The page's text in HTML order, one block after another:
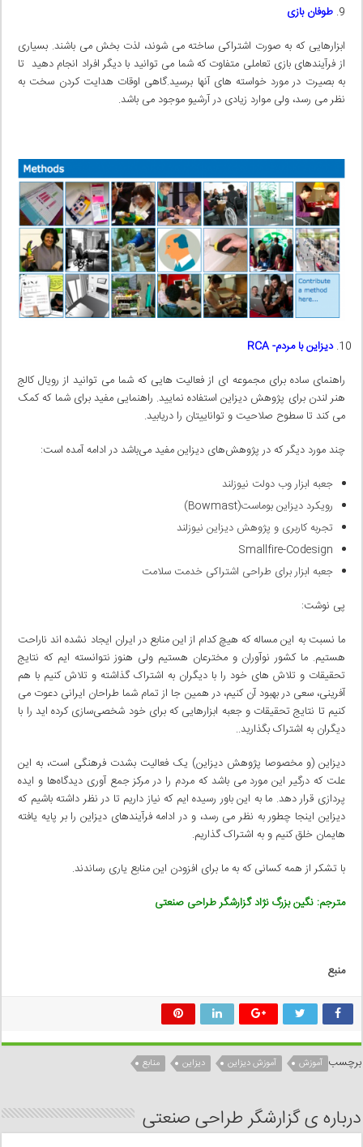
طوفان بازی
ابزارهایی که به صورت اشتراکی ساخته می شوند، لذت بخش می باشند. بسیاری
از فرآیندهای بازی تعاملی متفاوت که شما می توانید با دیگر افراد انجام دهید تا
به بصیرت در مورد خواسته های آنها برسید.گاهی اوقات هدایت کردن سخت به
نظر می رسد، ولی موارد زیادی در آرشیو موجود می باشد.
دیزاین با مردم-RCA
راهنمای ساده برای مجموعه ای از فعالیت هایی که شما می توانید از رویال کالج
هنر لندن برای پژوهش دیزاین استفاده نمایید. راهنمایی مفید برای شما که کمک
می کند تا سطوح صلاحیت و تواناییتان را دریابید.
چند مورد دیگر که در پژوهش‌های دیزاین مفید می‌باشد در ادامه آمده است:
جعبه ابزار وب دولت نیوزلند
رویکرد دیزاین بوماست(Bowmast)
تجربه کاربری و پژوهش دیزاین نیوزلند
Smallfire-Codesign
جعبه ابزار برای طراحی اشتراکی خدمت سلامت
پی نوشت:
ما نسبت به این مساله که هیچ کدام از این منابع در ایران ایجاد نشده اند ناراحت
هستیم. ما کشور نوآوران و مخترعان هستیم ولی هنوز نتوانسته ایم که نتایج
تحقیقات و تلاش های خود را با دیگران به اشتراک گذاشته و تلاش کنیم با هم
آفرینی، سعی در بهبود آن کنیم، در همین جا از تمام شما طراحان ایرانی دعوت می
کنیم تا نتایج تحقیقات و جعبه ابزارهایی که برای خود شخصی‌سازی کرده اید را با
دیگران به اشتراک بگذارید..
دیزاین (و مخصوصا پژوهش دیزاین) یک فعالیت بشدت فرهنگی است، به این
علت که درگیر این مورد می باشد که مردم را در مرکز جمع آوری دیدگاه‌ها و ایده
پردازی قرار دهد. ما به این باور رسیده ایم که نیاز داریم تا در نظر داشته باشیم که
دیزاین اینجا چطور به نظر می رسد، و در ادامه فرآیندهای دیزاین را بر پایه یافته
هایمان خلق کنیم و به اشتراک گذاریم.
با تشکر از همه کسانی که به ما برای افزودن این منابع یاری رساندند.
مترجم: نگین بزرگ نژاد گزارشگر طراحی صنعتی
منبع
برچسب آموزش آموزش دیزاین دیزاین منابع
درباره ی گزارشگر طراحی صنعتی